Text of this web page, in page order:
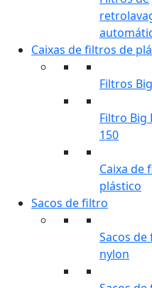
Caixas de filtros de
Filtros
Filtro Big
150
Caixa de
plástico
Sacos de filtro
Sacos
nylon